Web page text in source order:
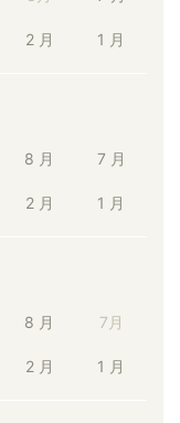
2 月 1 月
8 月 7 月
2 月 1 月
8 月 7月
2 月 1 月